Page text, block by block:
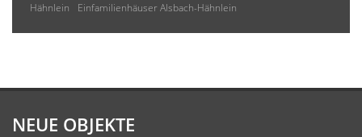
Hähnlein
Einfamilienhäuser Alsbach-Hähnlein
NEUE OBJEKTE